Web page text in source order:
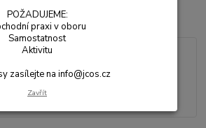
8ml
POŽADUJEME:
praxi v oboru
Samostatnost
Aktivitu
zasílejte na info@jcos.cz
Zavřít